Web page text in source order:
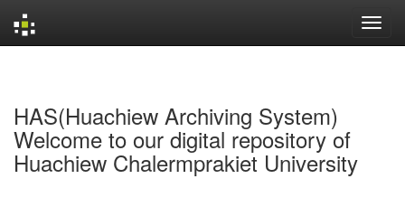
HAS(Huachiew Archiving System)
Welcome to our digital repository of
Huachiew Chalermprakiet University